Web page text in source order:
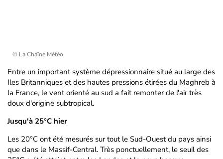
© La Chaîne Météo
Entre un important système dépressionnaire situé au large des
Iles Britanniques et des hautes pressions étirées du Maghreb à
la France, le vent orienté au sud a fait remonter de l'air très
doux d'origine subtropical.
Jusqu'à 25°C hier
Les 20°C ont été mesurés sur tout le Sud-Ouest du pays ainsi
que dans le Massif-Central. Très ponctuellement, le seuil des